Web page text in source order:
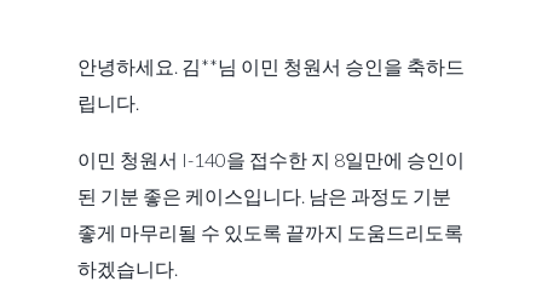
안녕하세요. 김**님 이민 청원서 승인을 축하드
립니다.
이민 청원서 I-140을 접수한 지 8일만에 승인이
된 기분 좋은 케이스입니다. 남은 과정도 기분
좋게 마무리될 수 있도록 끝까지 도움드리도록
하겠습니다.